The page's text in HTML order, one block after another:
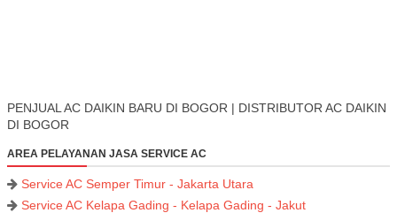
PENJUAL AC DAIKIN BARU DI BOGOR | DISTRIBUTOR AC DAIKIN
DI BOGOR
AREA PELAYANAN JASA SERVICE AC
Service AC Semper Timur - Jakarta Utara
Service AC Kelapa Gading - Kelapa Gading - Jakut